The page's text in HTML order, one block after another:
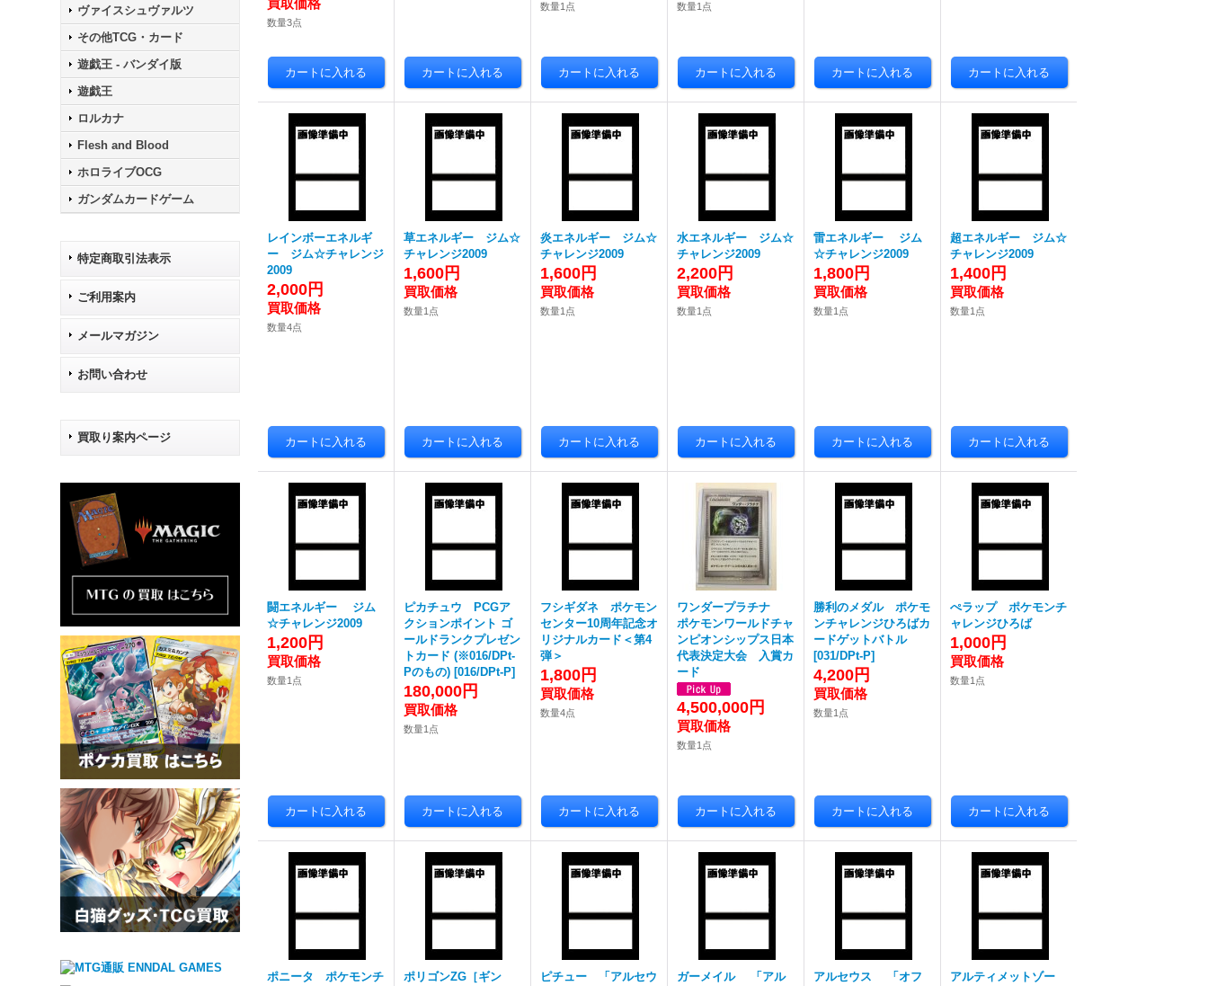
ヴァイスシュヴァルツ
その他TCG・カード
遊戯王 - バンダイ版
遊戯王
ロルカナ
Flesh and Blood
ホロライブOCG
ガンダムカードゲーム
特定商取引法表示
ご利用案内
メールマガジン
お問い合わせ
買取り案内ページ
数量3点
数量1点 数量1点
レインボーエネルギ
ー ジム☆チャレンジ
2009
2,000円
数量4点
草エネルギー ジム☆
チャレンジ2009
1,600円
数量1点
炎エネルギー ジム☆
チャレンジ2009
1,600円
数量1点
水エネルギー ジム☆
チャレンジ2009
2,200円
数量1点
雷エネルギー ジム
☆チャレンジ2009
1,800円
数量1点
超エネルギー ジム☆
チャレンジ2009
1,400円
数量1点
闘エネルギー ジム
☆チャレンジ2009
1,200円
数量1点
ピカチュウ PCGア
クションポイント ゴ
ールドランクプレゼン
トカード (※016/DPt-
Pのもの) [016/DPt-P]
180,000円
数量1点
フシギダネ ポケモン
センター10周年記念オ
リジナルカード＜第4
弾＞
1,800円
数量4点
ワンダープラチナ
ポケモンワールドチャ
ンピオンシップス日本
代表決定大会 入賞カ
ード
4,500,000円
数量1点
勝利のメダル ポケモ
ンチャレンジひろばカ
ードゲットバトル
[031/DPt-P]
4,200円
数量1点
ぺラップ ポケモンチ
ャレンジひろば
1,000円
数量1点
ポニータ ポケモンチ ポリゴンZG［ギン ピチュー 「アルセウ ガーメイル 「アル アルセウス 「オフ アルティメットゾー